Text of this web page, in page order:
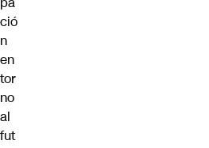
ció
n
en
tor
no
al
fut